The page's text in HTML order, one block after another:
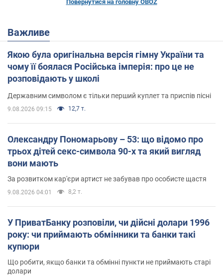
Повернутися на головну OBOZ
Важливе
Якою була оригінальна версія гімну України та
чому її боялася Російська імперія: про це не
розповідають у школі
Державним символом є тільки перший куплет та приспів пісні
9.08.2026 09:15 12,7 т.
Олександру Пономарьову – 53: що відомо про
трьох дітей секс-символа 90-х та який вигляд
вони мають
За розвитком кар'єри артист не забував про особисте щастя
9.08.2026 04:01 8,2 т.
У ПриватБанку розповіли, чи дійсні долари 1996
року: чи приймають обмінники та банки такі
купюри
Що робити, якщо банки та обмінні пункти не приймають старі
долари